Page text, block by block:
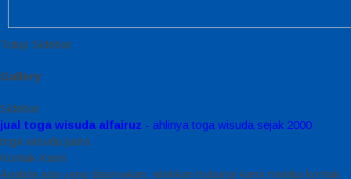
Tutup Sidebar
Gallery
Sidebar
jual toga wisuda alfairuz - ahlinya toga wisuda sejak 2000
toga wisuda juara
Kontak Kami
Apabila ada yang ditanyakan, silahkan hubungi kami melalui kontak